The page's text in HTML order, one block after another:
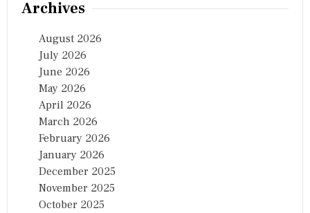
Archives
August 2026
July 2026
June 2026
May 2026
April 2026
March 2026
February 2026
January 2026
December 2025
November 2025
October 2025